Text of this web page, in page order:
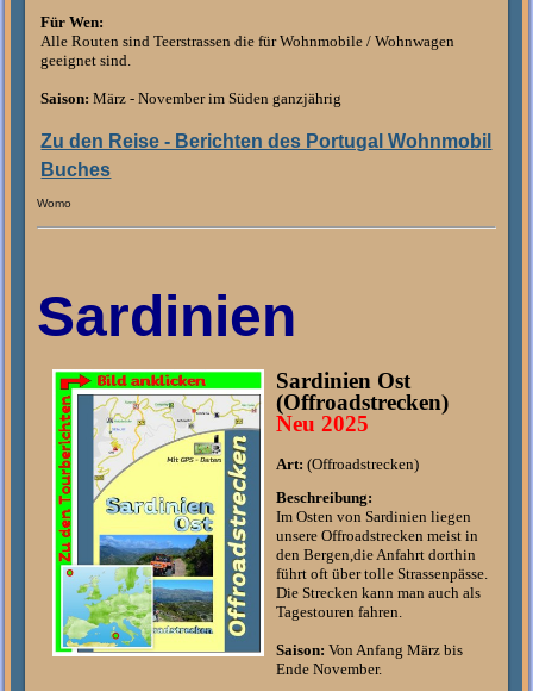
Für Wen:
Alle Routen sind Teerstrassen die für Wohnmobile / Wohnwagen
geeignet sind.
Saison: März - November im Süden ganzjährig
Zu den Reise - Berichten des Portugal Wohnmobil
Buches
Womo
Sardinien
Sardinien Ost
(Offroadstrecken)
Neu 2025
Art: (Offroadstrecken)
Beschreibung:
Im Osten von Sardinien liegen
unsere Offroadstrecken meist in
den Bergen,die Anfahrt dorthin
führt oft über tolle Strassenpässe.
Die Strecken kann man auch als
Tagestouren fahren.
Saison:Von Anfang März bis
Ende November.